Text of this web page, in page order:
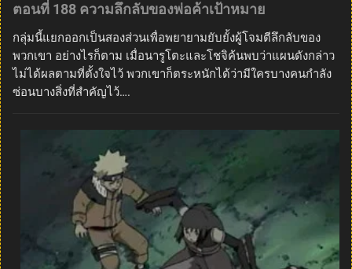
ตอนที่ 188 ความลึกลับของพ่อค้าเป้าหมาย
กลุ่มนี้แยกออกเป็นสองส่วนเพื่อพยายามยับยั้งผู้โจมตีลึกลับของ
พวกเขา อย่างไรก็ตาม เมื่อนารูโตะและโชจิค้นพบว่าแผนดังกล่าว
ไม่ได้ผลตามที่ตั้งใจไว้ พวกเขาก็ตระหนักได้ว่ามีใครบางคนกำลัง
ซ่อนบางสิ่งที่สำคัญไว้….